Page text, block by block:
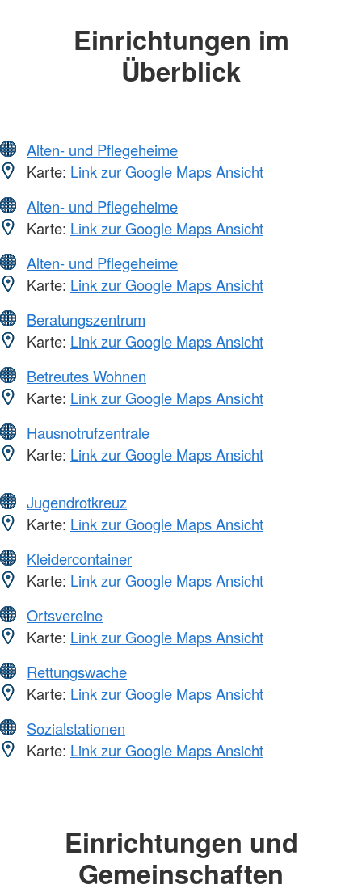
Einrichtungen im
Überblick
Alten- und Pflegeheime
Karte: Link zur Google Maps Ansicht
Alten- und Pflegeheime
Karte: Link zur Google Maps Ansicht
Alten- und Pflegeheime
Karte: Link zur Google Maps Ansicht
Beratungszentrum
Karte: Link zur Google Maps Ansicht
Betreutes Wohnen
Karte: Link zur Google Maps Ansicht
Hausnotrufzentrale
Karte: Link zur Google Maps Ansicht
Jugendrotkreuz
Karte: Link zur Google Maps Ansicht
Kleidercontainer
Karte: Link zur Google Maps Ansicht
Ortsvereine
Karte: Link zur Google Maps Ansicht
Rettungswache
Karte: Link zur Google Maps Ansicht
Sozialstationen
Karte: Link zur Google Maps Ansicht
Einrichtungen und
Gemeinschaften